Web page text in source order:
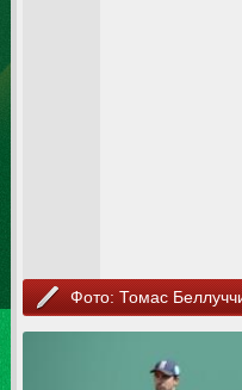
Фото: Томас
(Швейцария), 2016.